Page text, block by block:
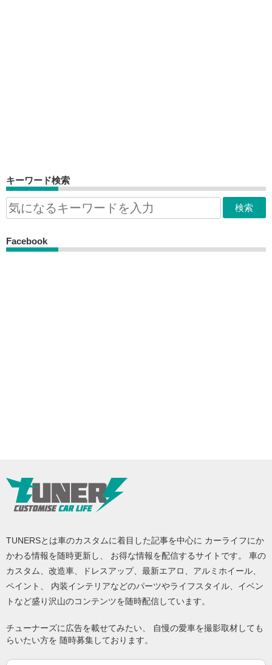
キーワード検索
Facebook
TUNERSとは車のカスタムに着目した記事を中心に カーライフにか
かわる情報を随時更新し、 お得な情報を配信するサイトです。 車の
カスタム、改造車、ドレスアップ、最新エアロ、アルミホイール、
ペイント、 内装インテリアなどのパーツやライフスタイル、イベン
トなど盛り沢山のコンテンツを随時配信しています。
チューナーズに広告を載せてみたい、 自慢の愛車を撮影取材しても
らいたい方を 随時募集しております。